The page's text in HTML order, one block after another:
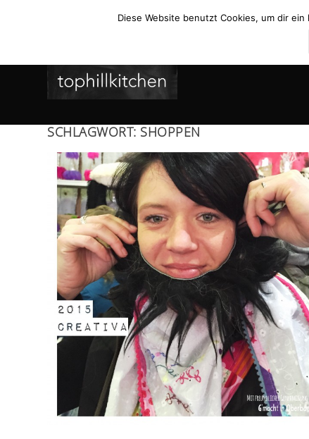
SCHLAGWORT: SHOPPEN
Diese Website benutzt Cookies, um dir